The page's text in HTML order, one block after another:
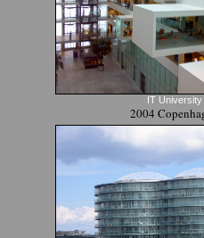
IT University
2004